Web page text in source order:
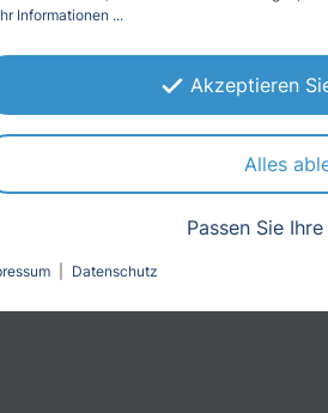
Informationen ...
Akzeptieren
Alles
Passen Sie
Datenschutz